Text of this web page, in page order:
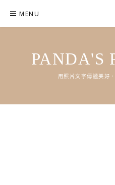
content
MENU
PANDA'S
用照片文字傳遞美好